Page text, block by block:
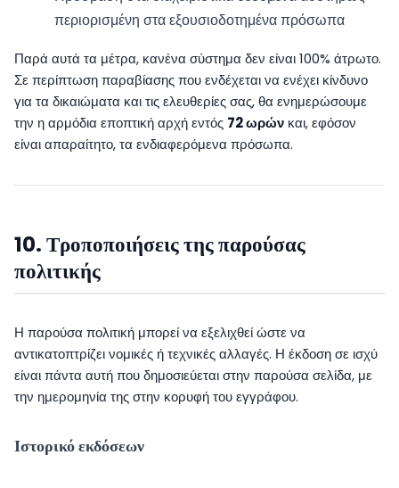
περιορισμένη στα εξουσιοδοτημένα πρόσωπα
Παρά αυτά τα μέτρα, κανένα σύστημα δεν είναι 100% άτρωτο.
Σε περίπτωση παραβίασης που ενδέχεται να ενέχει κίνδυνο
για τα δικαιώματα και τις ελευθερίες σας, θα ενημερώσουμε
την η αρμόδια εποπτική αρχή εντός 72 ωρών και, εφόσον
είναι απαραίτητο, τα ενδιαφερόμενα πρόσωπα.
10. Τροποποιήσεις της παρούσας
πολιτικής
Η παρούσα πολιτική μπορεί να εξελιχθεί ώστε να
αντικατοπτρίζει νομικές ή τεχνικές αλλαγές. Η έκδοση σε ισχύ
είναι πάντα αυτή που δημοσιεύεται στην παρούσα σελίδα, με
την ημερομηνία της στην κορυφή του εγγράφου.
Ιστορικό εκδόσεων